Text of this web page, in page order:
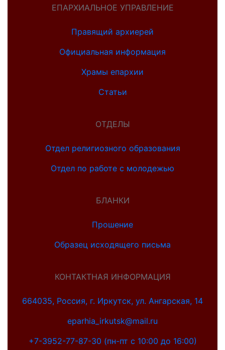
ЕПАРХИАЛЬНОЕ УПРАВЛЕНИЕ
Правящий архиерей
Официальная информация
Храмы епархии
Статьи
ОТДЕЛЫ
Отдел религиозного образования
Отдел по работе с молодежью
БЛАНКИ
Прошение
Образец исходящего письма
КОНТАКТНАЯ ИНФОРМАЦИЯ
664035, Россия, г. Иркутск, ул. Ангарская, 14
eparhia_irkutsk@mail.ru
+7-3952-77-87-30 (пн-пт с 10:00 до 16:00)